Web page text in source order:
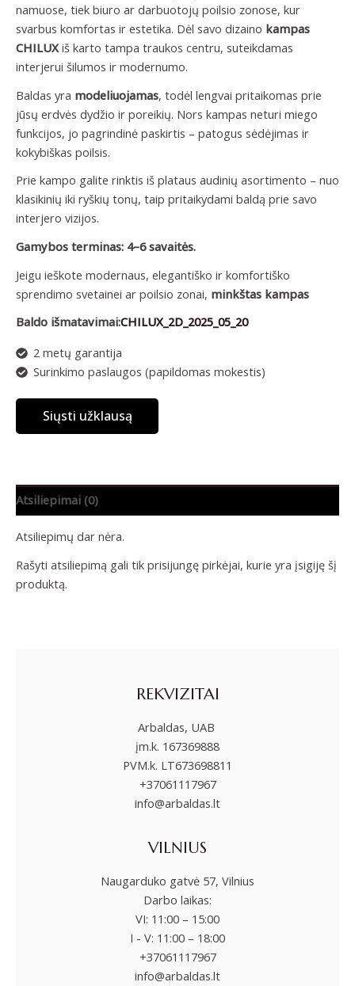
namuose, tiek biuro ar darbuotojų poilsio zonose, kur
svarbus komfortas ir estetika. Dėl savo dizaino kampas
CHILUXiš karto tampa traukos centru, suteikdamas
interjerui šilumos ir modernumo.
Baldas yra modeliuojamas, todėl lengvai pritaikomas prie
jūsų erdvės dydžio ir poreikių. Nors kampas neturi miego
funkcijos, jo pagrindinė paskirtis – patogus sėdėjimas ir
kokybiškas poilsis.
Prie kampo galite rinktis iš plataus audinių asortimento – nuo
klasikinių iki ryškių tonų, taip pritaikydami baldą prie savo
interjero vizijos.
Gamybos terminas: 4–6 savaitės.
Jeigu ieškote modernaus, elegantiško ir komfortiško
sprendimo svetainei ar poilsio zonai, minkštas kampas
Baldo išmatavimai:CHILUX_2D_2025_05_20
2 metų garantija
Surinkimo paslaugos (papildomas mokestis)
Siųsti užklausą
Atsiliepimai (0)
Atsiliepimų dar nėra.
Rašyti atsiliepimą gali tik prisijungę pirkėjai, kurie yra įsigiję šį
produktą.
REKVIZITAI
Arbaldas, UAB
įm.k. 167369888
PVM.k. LT673698811
+37061117967
info@arbaldas.lt
VILNIUS
Naugarduko gatvė 57, Vilnius
Darbo laikas:
VI: 11:00 – 15:00
I - V: 11:00 – 18:00
+37061117967
info@arbaldas.lt